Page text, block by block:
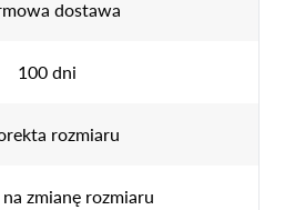
dostawa
100 dni
rozmiaru
zmianę rozmiaru